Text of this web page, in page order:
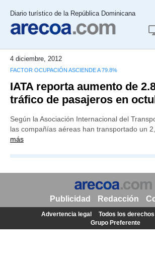
Diario turístico de la República Dominicana
4 diciembre, 2012
FACTOR OCUPACIÓN ASCIENDE A 79.8%
IATA reporta aumento de
tráfico de pasajeros en
Según la Asociación Internacional del
las compañías aéreas han transportado un
más
Publicidad Redacción
Advertencia legal
Todos los
Grupo Preferente